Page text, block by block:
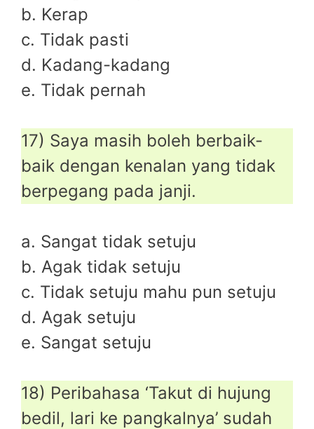
b. Kerap
c. Tidak pasti
d. Kadang-kadang
e. Tidak pernah
17) Saya masih boleh berbaik-
baik dengan kenalan yang tidak
berpegang pada janji.
a. Sangat tidak setuju
b. Agak tidak setuju
c. Tidak setuju mahu pun setuju
d. Agak setuju
e. Sangat setuju
18) Peribahasa ‘Takut di hujung
bedil, lari ke pangkalnya’ sudah